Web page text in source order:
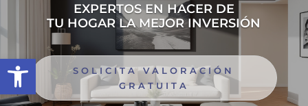
Abrir barra de herramientas
EXPERTOS EN HACER DE
TU HOGAR LA MEJOR INVERSIÓN
SOLICITA VALORACIÓN
GRATUITA